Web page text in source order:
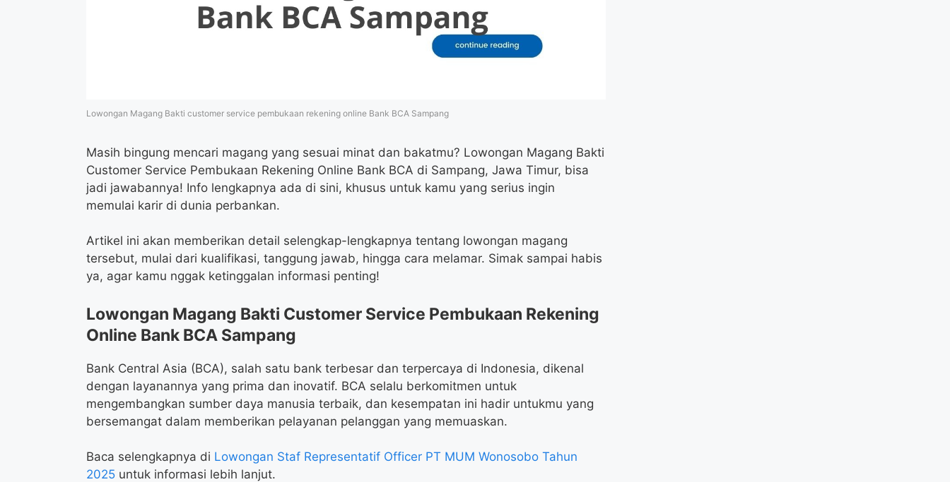
Lowongan Magang Bakti customer service pembukaan rekening online Bank BCA Sampang
Masih bingung mencari magang yang sesuai minat dan bakatmu? Lowongan Magang Bakti
Customer Service Pembukaan Rekening Online Bank BCA di Sampang, Jawa Timur, bisa
jadi jawabannya! Info lengkapnya ada di sini, khusus untuk kamu yang serius ingin
memulai karir di dunia perbankan.
Artikel ini akan memberikan detail selengkap-lengkapnya tentang lowongan magang
tersebut, mulai dari kualifikasi, tanggung jawab, hingga cara melamar. Simak sampai habis
ya, agar kamu nggak ketinggalan informasi penting!
Lowongan Magang Bakti Customer Service Pembukaan Rekening
Online Bank BCA Sampang
Bank Central Asia (BCA), salah satu bank terbesar dan terpercaya di Indonesia, dikenal
dengan layanannya yang prima dan inovatif. BCA selalu berkomitmen untuk
mengembangkan sumber daya manusia terbaik, dan kesempatan ini hadir untukmu yang
bersemangat dalam memberikan pelayanan pelanggan yang memuaskan.
Baca selengkapnya di Lowongan Staf Representatif Officer PT MUM Wonosobo Tahun
2025 untuk informasi lebih lanjut.